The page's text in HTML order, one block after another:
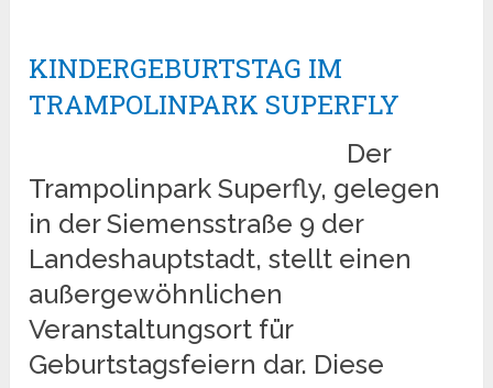
KINDERGEBURTSTAG IM
TRAMPOLINPARK SUPERFLY
Der
Trampolinpark Superfly, gelegen
in der Siemensstraße 9 der
Landeshauptstadt, stellt einen
außergewöhnlichen
Veranstaltungsort für
Geburtstagsfeiern dar. Diese